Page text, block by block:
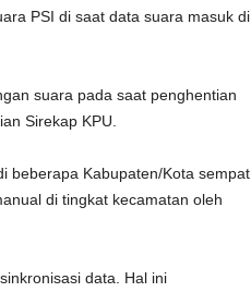
PSI di saat data suara masuk di
suara pada saat penghentian
Sirekap KPU.
beberapa Kabupaten/Kota sempat
di tingkat kecamatan oleh
data. Hal ini